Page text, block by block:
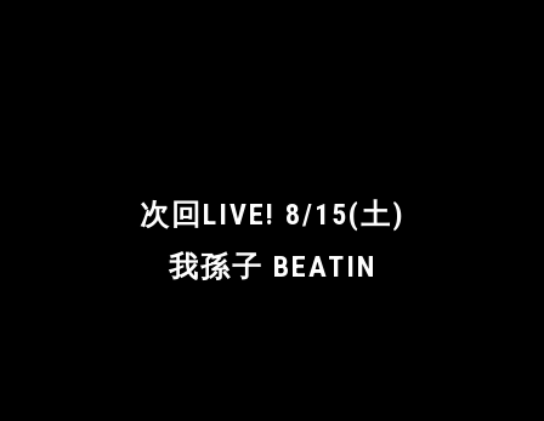
次回LIVE! 8/15(土)
我孫子 BEATIN